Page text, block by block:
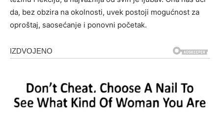
da, bez obzira na okolnosti, uvek postoji mogućnost za
oproštaj, saosećanje i ponovni početak.